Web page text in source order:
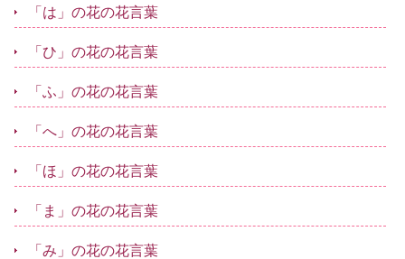
「は」の花の花言葉
「ひ」の花の花言葉
「ふ」の花の花言葉
「へ」の花の花言葉
「ほ」の花の花言葉
「ま」の花の花言葉
「み」の花の花言葉